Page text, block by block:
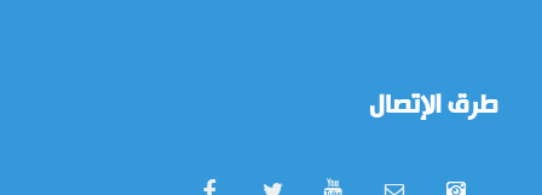
طرق الإتصال